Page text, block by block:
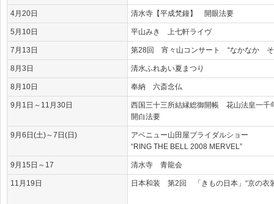
4月20日 清水寺【平成梵鐘】 開眼法要
5月10日 平山みき 上七軒ライヴ
7月13日 第28回 宵々山コンサート “なかなか
8月3日 清水ふれあい夏まつり
8月10日 奉納 六斎念仏
9月1日～11月30日
西国三十三所結縁総御開帳 花山法皇一千
開白法要
9月6日(土)～7日(日)
アベニュー山田屋ブライダルショー
“RING THE BELL 2008 MERVEL”
9月15日～17 清水寺 青龍会
11月19日 日本和装 第2回 「きもの日本」“京の衣